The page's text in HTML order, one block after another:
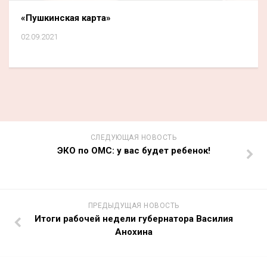
«Пушкинская карта»
02.09.2021
СЛЕДУЮЩАЯ НОВОСТЬ
ЭКО по ОМС: у вас будет ребенок!
ПРЕДЫДУЩАЯ НОВОСТЬ
Итоги рабочей недели губернатора Василия
Анохина